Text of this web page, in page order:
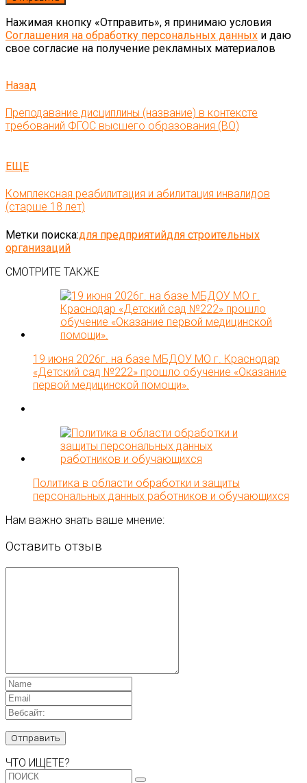
Нажимая кнопку «Отправить», я принимаю условия
Соглашения на обработку персональных данных и даю
свое согласие на получение рекламных материалов
Назад
Преподавание дисциплины (название) в контексте
требований ФГОС высшего образования (ВО)
ЕЩЕ
Комплексная реабилитация и абилитация инвалидов
(старше 18 лет)
Метки поиска:для предприятийдля строительных
организаций
СМОТРИТЕ ТАКЖЕ
19 июня 2026г. на базе МБДОУ МО г. Краснодар
«Детский сад №222» прошло обучение «Оказание
первой медицинской помощи».
Политика в области обработки и защиты
персональных данных работников и обучающихся
Нам важно знать ваше мнение:
Оставить отзыв
ЧТО ИЩЕТЕ?